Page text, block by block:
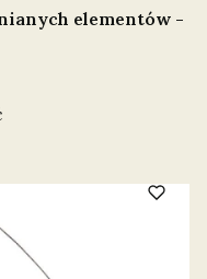
elementów -